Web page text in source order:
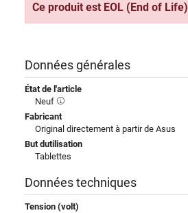
Ce produit est EOL (End of Life)
Données générales
État de l'article
Neuf
Fabricant
Original directement à partir de Asus
But dutilisation
Tablettes
Données techniques
Tension (volt)